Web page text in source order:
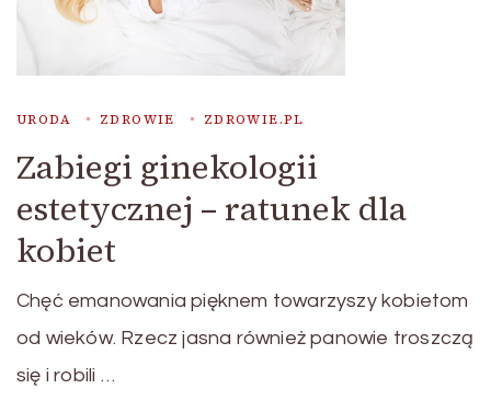
URODA ZDROWIE ZDROWIE.PL
Zabiegi ginekologii
estetycznej – ratunek dla
kobiet
Chęć emanowania pięknem towarzyszy kobietom
od wieków. Rzecz jasna również panowie troszczą
się i robili …